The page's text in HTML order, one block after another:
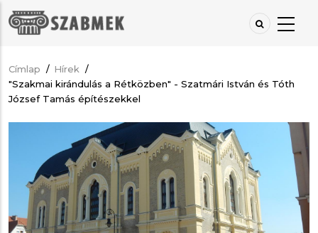
Ugrás
Morzsa
Címlap / Hírek /
"Szakmai kirándulás a Rétközben" - Szatmári István és Tóth
József Tamás építészekkel